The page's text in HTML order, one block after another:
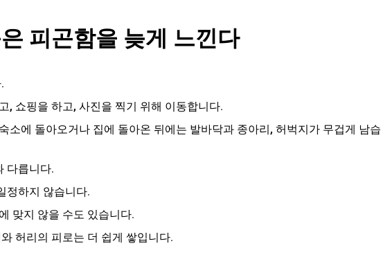
피곤함을 늦게 느낀다
, 쇼핑을 하고, 사진을 찍기 위해 이동합니다.
소에 돌아오거나 집에 돌아온 뒤에는 발바닥과 종아리, 허벅지가 무겁게 남
다릅니다.
정하지 않습니다.
맞지 않을 수도 있습니다.
허리의 피로는 더 쉽게 쌓입니다.